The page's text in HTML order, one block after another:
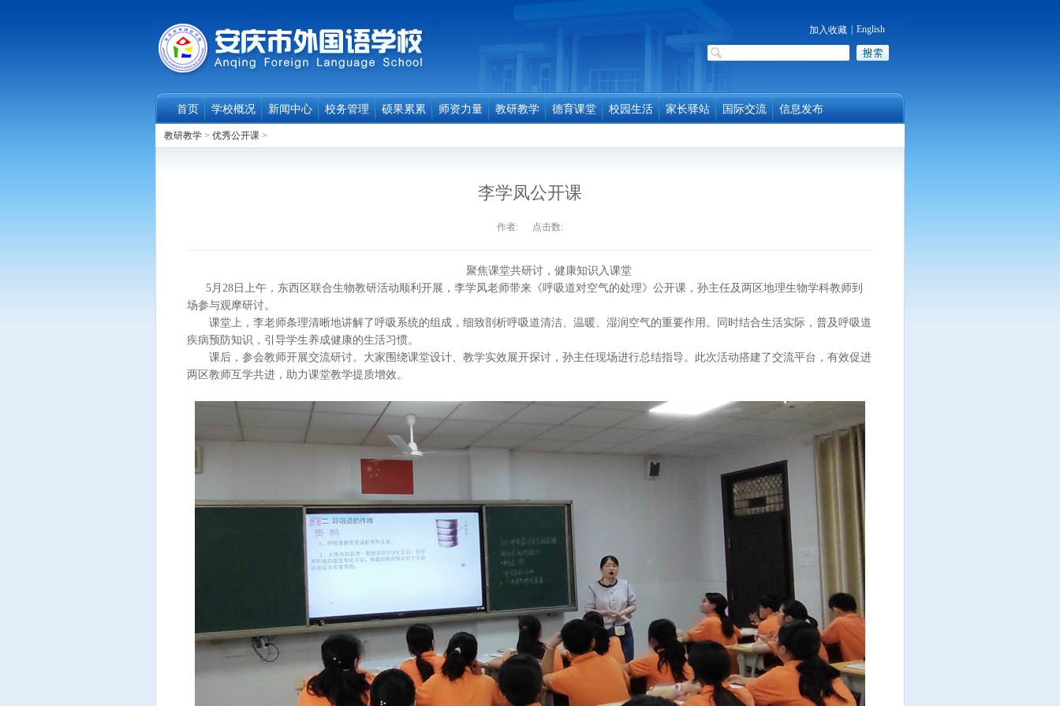
English
加入收藏
首页 学校概况 新闻中心 校务管理 硕果累累 师资力量 教研教学 德育课堂 校园生活 家长驿站 国际交流 信息发布
教研教学 > 优秀公开课 >
李学凤公开课
作者: 点击数:
聚焦课堂共研讨，健康知识入课堂
5月28日上午，东西区联合生物教研活动顺利开展，李学凤老师带来《呼吸道对空气的处理》公开课，孙主任及两区地理生物学科教师到
场参与观摩研讨。
课堂上，李老师条理清晰地讲解了呼吸系统的组成，细致剖析呼吸道清洁、温暖、湿润空气的重要作用。同时结合生活实际，普及呼吸道
疾病预防知识，引导学生养成健康的生活习惯。
课后，参会教师开展交流研讨。大家围绕课堂设计、教学实效展开探讨，孙主任现场进行总结指导。此次活动搭建了交流平台，有效促进
两区教师互学共进，助力课堂教学提质增效。